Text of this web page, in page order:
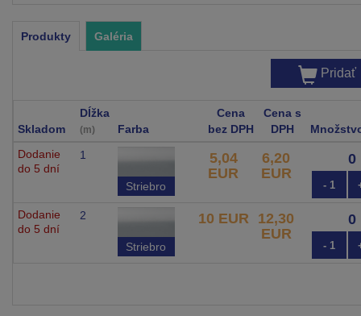
Produkty Galéria
Pridať
Skladom
Dĺžka
(m) Farba
Cena
bez DPH
Cena s
DPH
Dodanie
do 5 dní
1
Striebro
5,04
EUR
6,20
EUR
- 1
Dodanie
do 5 dní
2
Striebro
10 EUR
12,30
EUR
- 1